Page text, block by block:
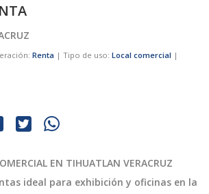
Renta | Tipo de uso: Local comercial |
EN TIHUATLAN VERACRUZ
ideal para exhibición y oficinas en la